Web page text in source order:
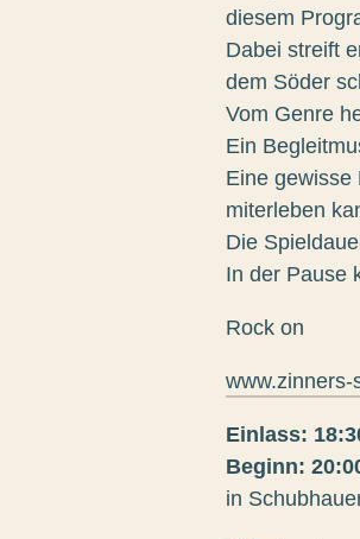
diesem
Dabei streift
dem Söder
Vom Genre
Ein
Eine gewisse
miterleben
Die
In der Pause
Rock on
www.zinners-
Einlass:
Beginn:
in